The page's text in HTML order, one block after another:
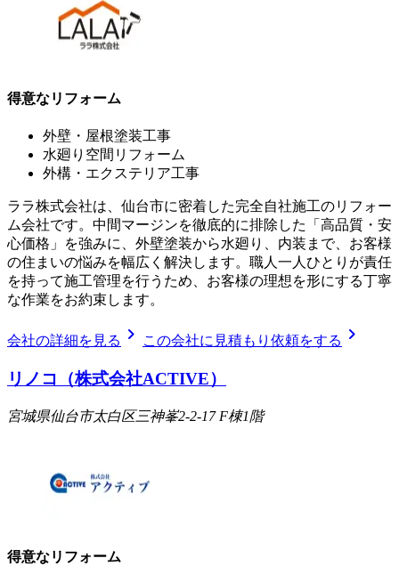
得意なリフォーム
外壁・屋根塗装工事
水廻り空間リフォーム
外構・エクステリア工事
ララ株式会社は、仙台市に密着した完全自社施工のリフォー
ム会社です。中間マージンを徹底的に排除した「高品質・安
心価格」を強みに、外壁塗装から水廻り、内装まで、お客様
の住まいの悩みを幅広く解決します。職人一人ひとりが責任
を持って施工管理を行うため、お客様の理想を形にする丁寧
な作業をお約束します。
会社の詳細を見る chevron_right この会社に見積もり依頼をする chevron_right
リノコ（株式会社ACTIVE）
宮城県仙台市太白区三神峯2-2-17 F棟1階
得意なリフォーム